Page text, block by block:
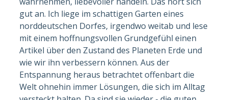
gut an. Ich liege im schattigen Garten eines
norddeutschen Dorfes, irgendwo weitab und lese
mit einem hoffnungsvollen Grundgefühl einen
Artikel über den Zustand des Planeten Erde und
wie wir ihn verbessern können. Aus der
Entspannung heraus betrachtet offenbart die
Welt ohnehin immer Lösungen, die sich im Alltag